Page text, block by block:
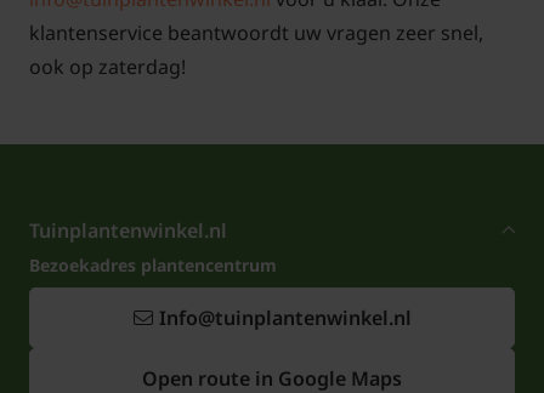
klantenservice beantwoordt uw vragen zeer snel,
ook op zaterdag!
Tuinplantenwinkel.nl
Bezoekadres plantencentrum
Info@tuinplantenwinkel.nl
Open route in Google Maps